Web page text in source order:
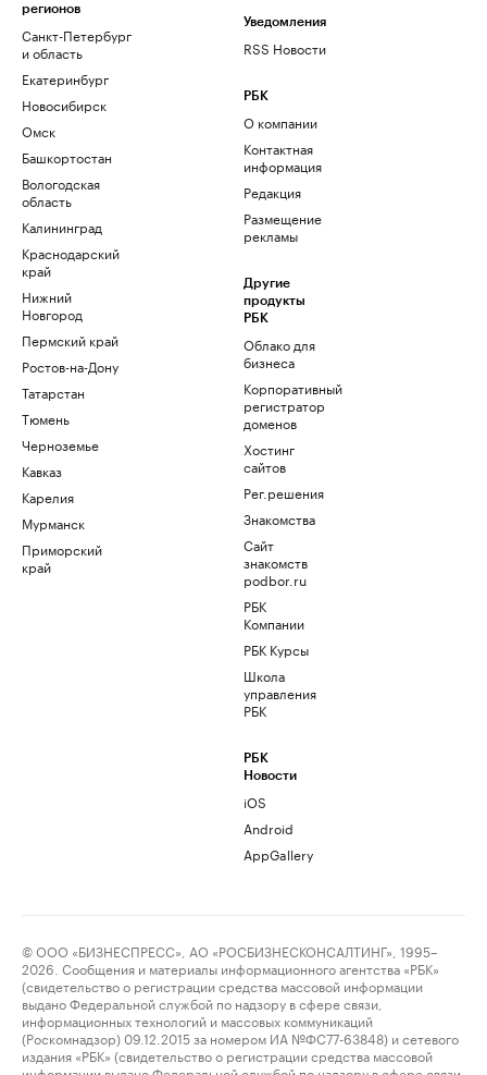
регионов
Санкт-Петербург
и область
Екатеринбург
Новосибирск
Омск
Башкортостан
Вологодская
область
Калининград
Краснодарский
край
Нижний
Новгород
Пермский край
Ростов-на-Дону
Татарстан
Тюмень
Черноземье
Кавказ
Карелия
Мурманск
Приморский
край
Уведомления
RSS Новости
РБК
О компании
Контактная
информация
Редакция
Размещение
рекламы
Другие
продукты
РБК
Облако для
бизнеса
Корпоративный
регистратор
доменов
Хостинг
сайтов
Рег.решения
Знакомства
Сайт
знакомств
podbor.ru
РБК
Компании
РБК Курсы
Школа
управления
РБК
РБК
Новости
iOS
Android
AppGallery
© ООО «БИЗНЕСПРЕСС», АО «РОСБИЗНЕСКОНСАЛТИНГ», 1995–
2026. Сообщения и материалы информационного агентства «РБК»
(свидетельство о регистрации средства массовой информации
выдано Федеральной службой по надзору в сфере связи,
информационных технологий и массовых коммуникаций
(Роскомнадзор) 09.12.2015 за номером ИА №ФС77-63848) и сетевого
издания «РБК» (свидетельство о регистрации средства массовой